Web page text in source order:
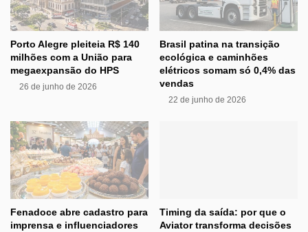
Porto Alegre pleiteia R$ 140
milhões com a União para
megaexpansão do HPS
26 de junho de 2026
Brasil patina na transição
ecológica e caminhões
elétricos somam só 0,4% das
vendas
22 de junho de 2026
Fenadoce abre cadastro para
imprensa e influenciadores
Timing da saída: por que o
Aviator transforma decisões